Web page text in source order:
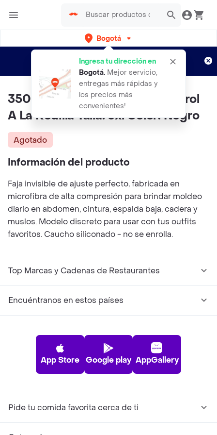
Bogotá
Ingresa tu dirección en
Bogotá. Mejor servicio,
entregas más rápidas y
los precios más
convenientes!
envíos gratis por semanas
Aplican TyC
3500-1 - Faja Invisible De Control
A La Rodilla Talla: 3xl Color: Negro
Agotado
Información del producto
Faja invisible de ajuste perfecto, fabricada en
microfibra de alta compresión para brindar moldeo
diario en abdomen, cintura, espalda baja, cadera y
muslos. Modelo discreto para usar con tus outfits
favoritos. Caucho siliconado - no se enrolla.
Top Marcas y Cadenas de Restaurantes
Encuéntranos en estos países
App Store Google play AppGallery
Pide tu comida favorita cerca de ti